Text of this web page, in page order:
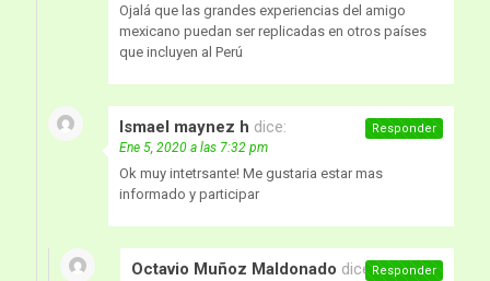
Ojalá que las grandes experiencias del amigo
mexicano puedan ser replicadas en otros países
que incluyen al Perú
Ismael maynez h dice:
Ene 5, 2020 a las 7:32 pm
Ok muy intetrsante! Me gustaria estar mas
informado y participar
Responder
Octavio Muñoz Maldonado dice:Responder